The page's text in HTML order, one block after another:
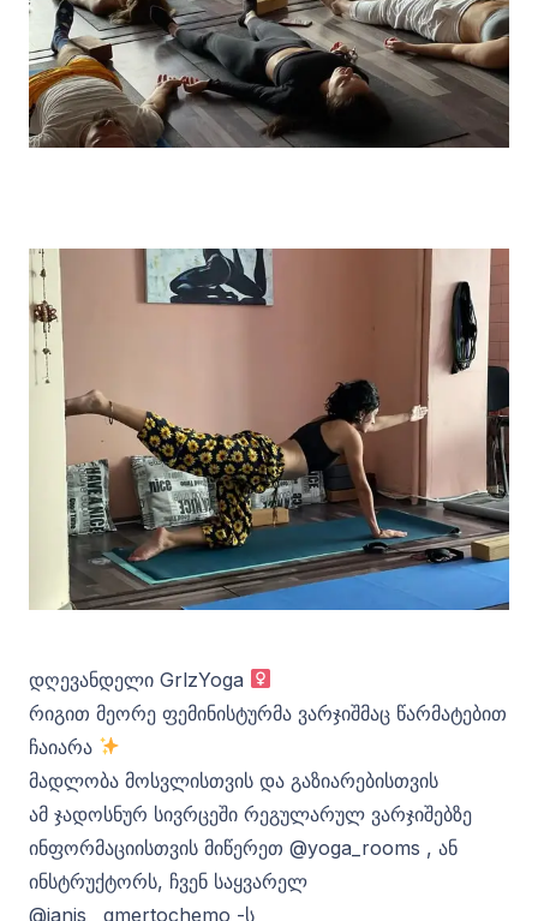
დღევანდელი GrlzYoga ‍
რიგით მეორე ფემინისტურმა ვარჯიშმაც წარმატებით
ჩაიარა
მადლობა მოსვლისთვის და გაზიარებისთვის
ამ ჯადოსნურ სივრცეში რეგულარულ ვარჯიშებზე
ინფორმაციისთვის მიწერეთ @yoga_rooms , ან
ინსტრუქტორს, ჩვენ საყვარელ
@janis__gmertochemo -ს